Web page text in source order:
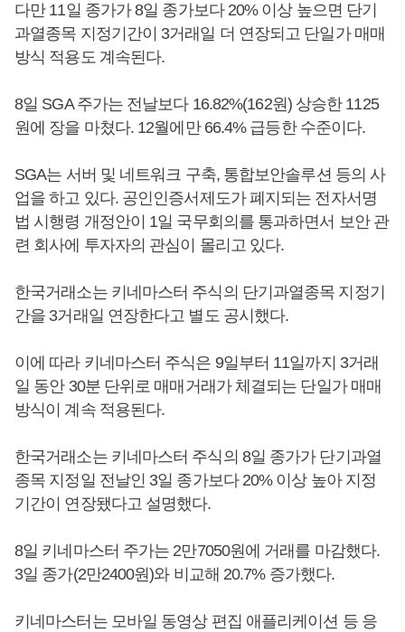
다만 11일 종가가 8일 종가보다 20% 이상 높으면 단기
과열종목 지정기간이 3거래일 더 연장되고 단일가 매매
방식 적용도 계속된다.
8일 SGA 주가는 전날보다 16.82%(162원) 상승한 1125
원에 장을 마쳤다. 12월에만 66.4% 급등한 수준이다.
SGA는 서버 및 네트워크 구축, 통합보안솔루션 등의 사
업을 하고 있다. 공인인증서제도가 폐지되는 전자서명
법 시행령 개정안이 1일 국무회의를 통과하면서 보안 관
련 회사에 투자자의 관심이 몰리고 있다.
한국거래소는 키네마스터 주식의 단기과열종목 지정기
간을 3거래일 연장한다고 별도 공시했다.
이에 따라 키네마스터 주식은 9일부터 11일까지 3거래
일 동안 30분 단위로 매매거래가 체결되는 단일가 매매
방식이 계속 적용된다.
한국거래소는 키네마스터 주식의 8일 종가가 단기과열
종목 지정일 전날인 3일 종가보다 20% 이상 높아 지정
기간이 연장됐다고 설명했다.
8일 키네마스터 주가는 2만7050원에 거래를 마감했다.
3일 종가(2만2400원)와 비교해 20.7% 증가했다.
키네마스터는 모바일 동영상 편집 애플리케이션 등 응